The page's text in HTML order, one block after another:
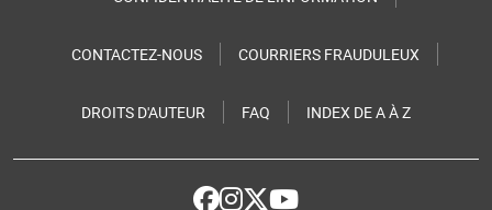
CONTACTEZ-NOUS COURRIERS FRAUDULEUX
DROITS D'AUTEUR FAQ INDEX DE A À Z